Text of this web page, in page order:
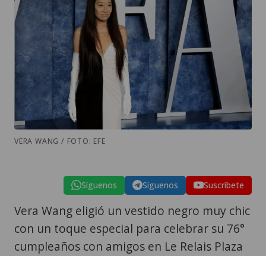
VERA WANG / FOTO: EFE
Síguenos Síguenos Suscríbete
Vera Wang eligió un vestido negro muy chic
con un toque especial para celebrar su 76°
cumpleaños con amigos en Le Relais Plaza